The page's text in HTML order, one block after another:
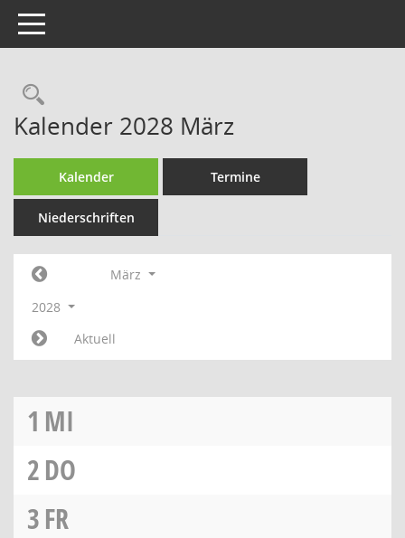
Toggle navigation
Rechercheauswahl
Kalender 2028 März
Kalender Termine
Niederschriften
März
2028
Aktuell
1 MI
2DO
3FR